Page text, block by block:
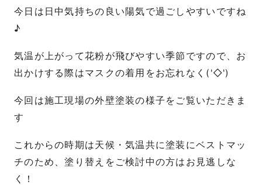
今日は日中気持ちの良い陽気で過ごしやすいですね
♪
気温が上がって花粉が飛びやすい季節ですので、お
出かけする際はマスクの着用をお忘れなく('◇')ゞ
今回は施工現場の外壁塗装の様子をご覧いただきま
す
これからの時期は天候・気温共に塗装にベストマッ
チのため、塗り替えをご検討中の方はお見逃しな
く！